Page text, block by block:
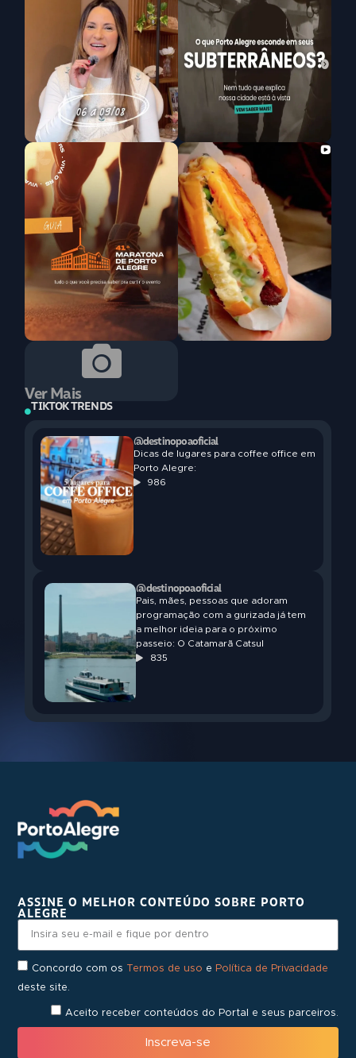
Ver Mais
TIKTOK TRENDS
@destinopoaoficial
Dicas de lugares para coffee office em
Porto Alegre:
986
@destinopoaoficial
Pais, mães, pessoas que adoram
programação com a gurizada já tem
a melhor ideia para o próximo
passeio: O Catamarã Catsul
835
ASSINE O MELHOR CONTEÚDO SOBRE PORTO
ALEGRE
Concordo com os Termos de uso e Política de Privacidade
deste site.
Aceito receber conteúdos do Portal e seus parceiros.
Inscreva-se